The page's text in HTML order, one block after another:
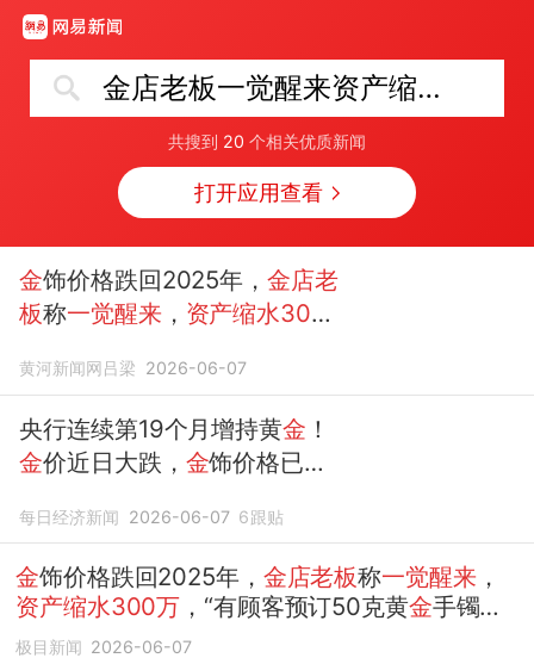
金店老板一觉醒来资产缩水300万
共搜到 20 个相关优质新闻
打开应用查看
金饰价格跌回2025年， 金店老
板称一觉醒来， 资产缩水300
黄河新闻网吕梁 2026-06-07
央行连续第19个月增持黄金 ！
金价近日大跌， 金饰价格已跌
醒来资产缩水300万
每日经济新闻 2026-06-07 6跟贴
金饰价格跌回2025年， 金店老板称一觉醒来，
资产缩水300万 ，“有顾客预订50克黄金手镯，
货还没到就已亏5000元”
极目新闻 2026-06-07